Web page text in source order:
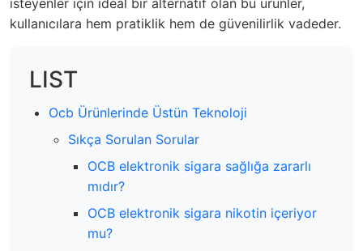
isteyenler için ideal bir alternatif olan bu ürünler,
kullanıcılara hem pratiklik hem de güvenilirlik vadeder.
LIST
Ocb Ürünlerinde Üstün Teknoloji
Sıkça Sorulan Sorular
OCB elektronik sigara sağlığa zararlı
mıdır?
OCB elektronik sigara nikotin içeriyor
mu?